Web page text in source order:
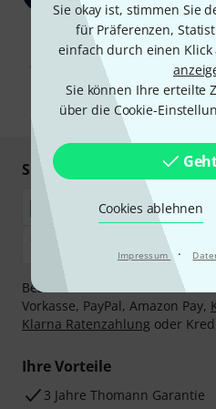
Sie okay ist, stimmen Sie
für Präferenzen,
einfach durch einen Klick
Sie können Ihre erteilte
über die Cookie-
Cookies ablehnen
Impressum ·
Mit Klick auf „Jetzt anmelden“
Werbung und einer Messung des
Abmeldung ist jederzeit möglich.
*
Sicher einkaufen &
Bezahlen Sie vertraulich und
Vorkasse, PayPal, Amazon Pay,
Klarna Ratenzahlung oder
Ihre Vorteile
3 Jahre Thomann Garantie